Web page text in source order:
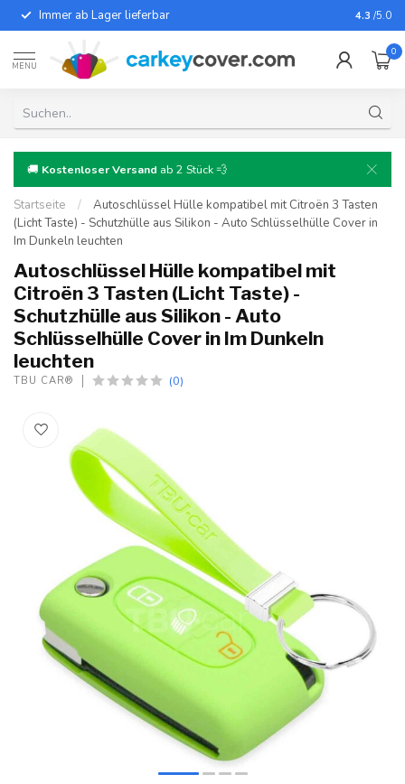
Immer ab Lager lieferbar Für fast
4.3 /5.0
MENU
0
🚚 Kostenloser Versand ab 2 Stück 💨
Startseite /
Autoschlüssel Hülle kompatibel mit Citroën 3 Tasten
(Licht Taste) - Schutzhülle aus Silikon - Auto Schlüsselhülle Cover in
Im Dunkeln leuchten
Autoschlüssel Hülle kompatibel mit
Citroën 3 Tasten (Licht Taste) -
Schutzhülle aus Silikon - Auto
Schlüsselhülle Cover in Im Dunkeln
leuchten
TBU CAR® (0)